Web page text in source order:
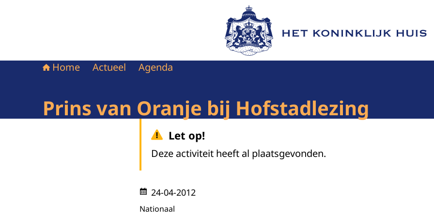
Naar de homepage van Het Koninklijk Huis
Home Actueel Agenda
Prins van Oranje bij Hofstadlezing
Let op!
Deze activiteit heeft al plaatsgevonden.
24-04-2012
Nationaal